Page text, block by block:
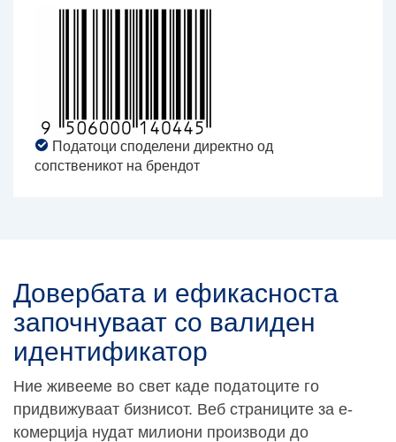
Податоци споделени директно од
сопственикот на брендот
Довербата и ефикасноста
започнуваат со валиден
идентификатор
Ние живееме во свет каде податоците го
придвижуваат бизнисот. Веб страниците за е-
комерција нудат милиони производи до